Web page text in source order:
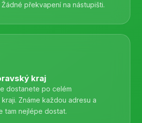
překvapení na nástupišti.
kraj
dostanete po celém
Známe každou adresu a
tam nejlépe dostat.